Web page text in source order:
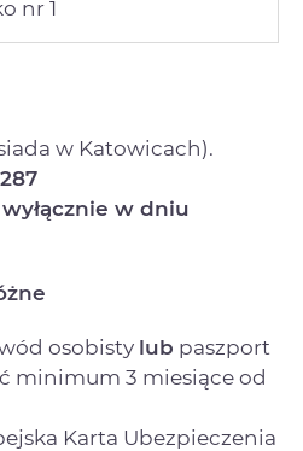
nr 1
w Katowicach).
w dniu
osobisty lub paszport
minimum 3 miesiące od
Karta Ubezpieczenia